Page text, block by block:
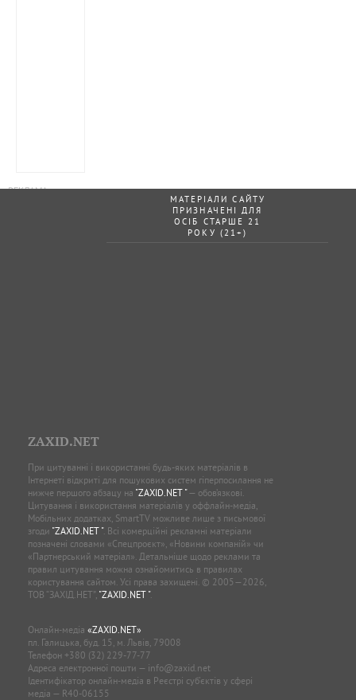
МАТЕРІАЛИ САЙТУ
ПРИЗНАЧЕНІ ДЛЯ
ОСІБ СТАРШЕ 21
РОКУ (21+)
ZAXID.NET
При цитуванні і використанні будь-яких матеріалів в
Інтернеті відкриті для пошукових систем гіперпосилання не
нижче першого абзацу на "ZAXID.NET "— обов’язкові.
Цитування і використання матеріалів у оффлайн-медіа,
Мобільних додатках, SmartTV можливе лише з письмової
згоди "ZAXID.NET ". Всі комерційні рекламні матеріали
позначені словами «Спецпроєкт», «Новини компаній» чи
«Партнерський матеріал». Детальніше щодо реклами та
правил цитування можна ознайомитись в правилах
користування сайтом. Усі права захищені. © 2005—2026,
ТОВ “ЗАХІД.НЕТ”, "ZAXID.NET ".
Онлайн-медіа «ZAXID.NET»
пл. Галицька, буд. 15, м. Львів, 79008
Телефон +380 (32) 229-77-77
Адреса електронної пошти — info@zaxid.net
Ідентифікатор онлайн-медіа в Реєстрі суб'єктів у сфері
медіа — R40-06155